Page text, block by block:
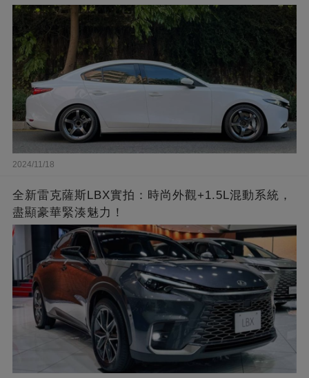
2024/11/18
全新雷克薩斯LBX實拍：時尚外觀+1.5L混動系統，
盡顯豪華緊湊魅力！